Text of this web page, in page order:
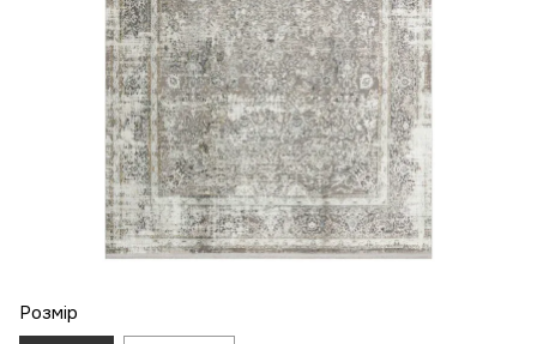
Розмір